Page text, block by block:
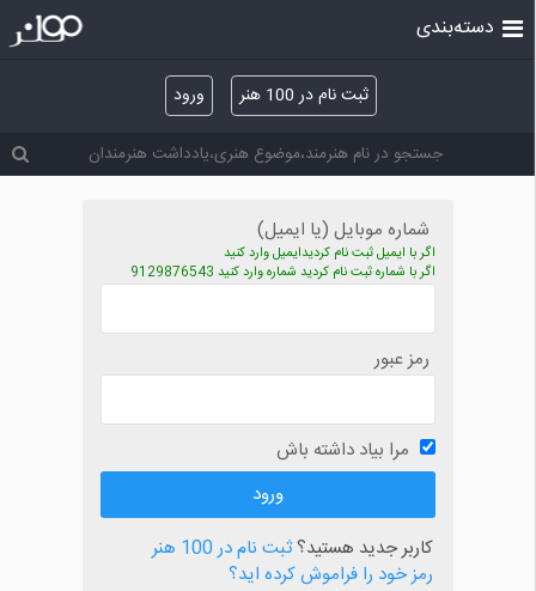
ثبت نام در 100 هنر ورود
دسته‌بندی
شماره موبایل (یا ایمیل)
اگر با ایمیل ثبت نام کردیدایمیل وارد کنید
اگر با شماره ثبت نام کردید شماره وارد کنید 9129876543
رمز عبور
مرا بیاد داشته باش
کاربر جدید هستید؟ثبت نام در 100 هنر
رمز خود را فراموش کرده اید؟